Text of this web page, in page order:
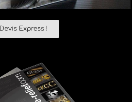
Devis Express !